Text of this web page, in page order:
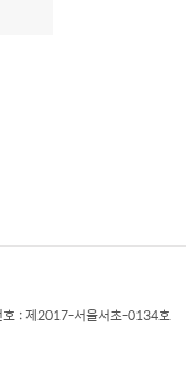
호 : 제2017-서울서초-0134호